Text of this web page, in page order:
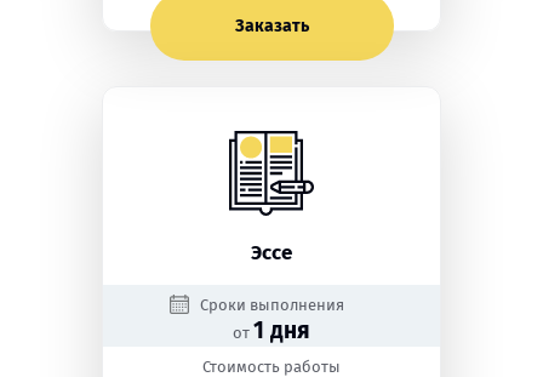
Заказать
Эссе
Сроки выполнения
от 1 дня
Стоимость работы